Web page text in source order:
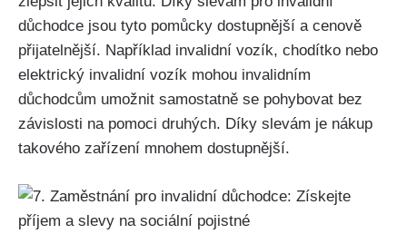
důchodce jsou tyto pomůcky dostupnější a cenově
přijatelnější. Například invalidní vozík, chodítko nebo
elektrický invalidní vozík mohou invalidním
důchodcům umožnit samostatně se pohybovat bez
závislosti na pomoci druhých. Díky slevám je nákup
takového zařízení mnohem dostupnější.